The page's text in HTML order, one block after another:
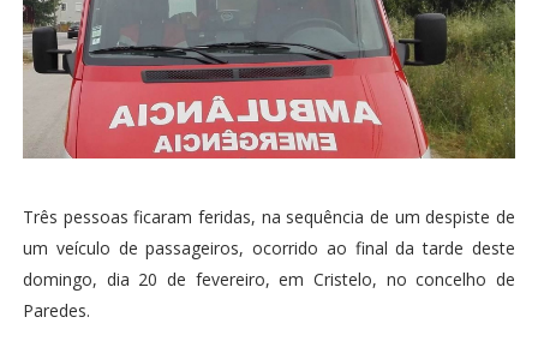
Três pessoas ficaram feridas, na sequência de um despiste de
um veículo de passageiros, ocorrido ao final da tarde deste
domingo, dia 20 de fevereiro, em Cristelo, no concelho de
Paredes.